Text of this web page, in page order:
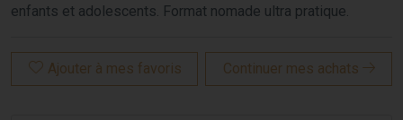
enfants et adolescents. Format nomade ultra pratique.
Ajouter à mes favoris Continuer mes achats